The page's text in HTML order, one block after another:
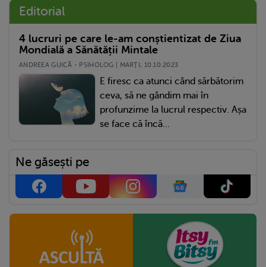
Editorial
4 lucruri pe care le-am conștientizat de Ziua
Mondială a Sănătății Mintale
ANDREEA GUICĂ - PSIHOLOG | MARŢI, 10.10.2023
E firesc ca atunci când sărbătorim
ceva, să ne gândim mai în
profunzime la lucrul respectiv. Așa
se face că încă...
Ne găsești pe